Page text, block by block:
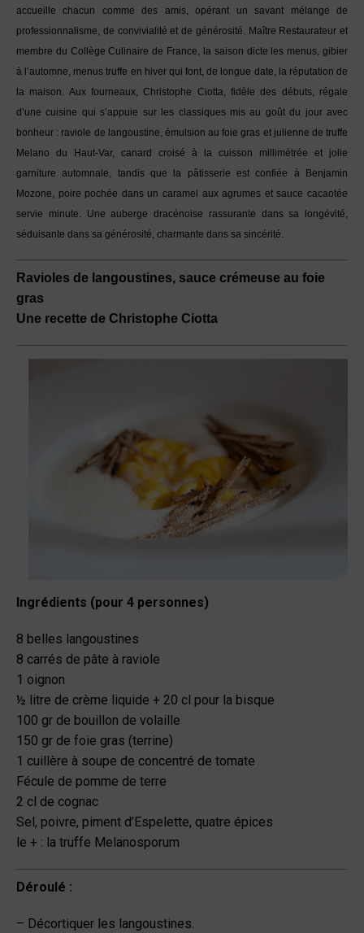
accueille chacun comme des amis, opérant un savant mélange de
professionnalisme, de convivialité et de générosité. Maître Restaurateur et
membre du Collège Culinaire de France, la saison dicte les menus, gibier
à l’automne, menus truffe en hiver qui font, de longue date, la réputation de
la maison. Aux fourneaux, Christophe Ciotta, fidèle des débuts, régale
d’une cuisine qui s’appuie sur les classiques mis au goût du jour avec
bonheur : raviole de langoustine, émulsion au foie gras et julienne de truffe
Melano du Haut-Var, canard croisé à la cuisson millimétrée et jolie
garniture automnale, tandis que la pâtisserie est confiée à Benjamin
Mozone, poire pochée dans un caramel aux agrumes et sauce cacaotée
servie minute. Une auberge dracénoise rassurante dans sa longévité,
séduisante dans sa générosité, charmante dans sa sincérité.
Ravioles de langoustines, sauce crémeuse au foie
gras
Une recette de Christophe Ciotta
Ingrédients (pour 4 personnes)
8 belles langoustines
8 carrés de pâte à raviole
1 oignon
½ litre de crème liquide + 20 cl pour la bisque
100 gr de bouillon de volaille
150 gr de foie gras (terrine)
1 cuillère à soupe de concentré de tomate
Fécule de pomme de terre
2 cl de cognac
Sel, poivre, piment d’Espelette, quatre épices
le + : la truffe Melanosporum
Déroulé :
– Décortiquer les langoustines.